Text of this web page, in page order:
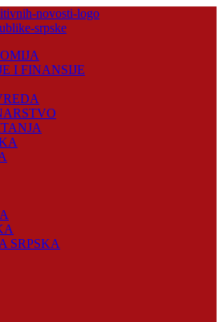
I FINANSIJE
SRPSKA